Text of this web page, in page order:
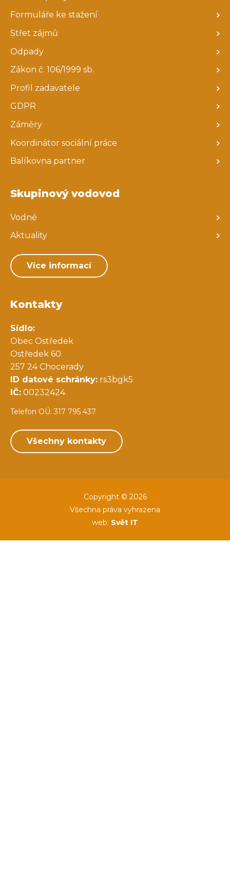
Formuláře ke stažení
Střet zájmů
Odpady
Zákon č. 106/1999 sb.
Profil zadavatele
GDPR
Záměry
Koordinátor sociální práce
Balíkovna partner
Skupinový vodovod
Vodné
Aktuality
Více informací
Kontakty
Sídlo:
Obec Ostředek
Ostředek 60
257 24 Chocerady
ID datové schránky: rs3bgk5
IČ: 00232424
Telefon OÚ: 317 795 437
Všechny kontakty
Copyright © 2026
Všechna práva vyhrazena
web: Svět IT